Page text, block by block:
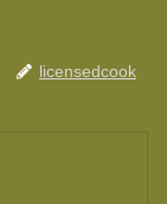
licensedcook